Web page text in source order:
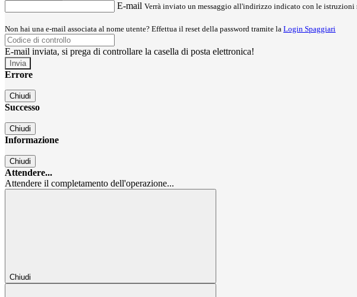
E-mail Verrà inviato un messaggio all'indirizzo indicato con le istruzioni
Non hai una e-mail associata al nome utente? Effettua il reset della password tramite la Login Spaggiari
E-mail inviata, si prega di controllare la casella di posta elettronica!
Errore
Chiudi
Successo
Chiudi
Informazione
Chiudi
Attendere...
Attendere il completamento dell'operazione...
Chiudi